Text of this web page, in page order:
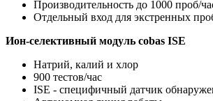
Производительноcть до 1000 проб/
Отдельный вход для экстренных
Ион-селективный модуль cobas ISE
Натрий, калий и хлор
900 тестов/час
ISE - специфичный датчик